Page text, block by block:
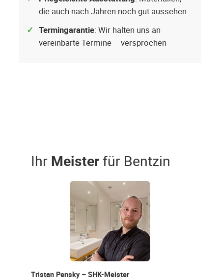
die auch nach Jahren noch gut aussehen
Termingarantie: Wir halten uns an
vereinbarte Termine – versprochen
Ihr Meisterfür Bentzin
Tristan Pensky – SHK-Meister